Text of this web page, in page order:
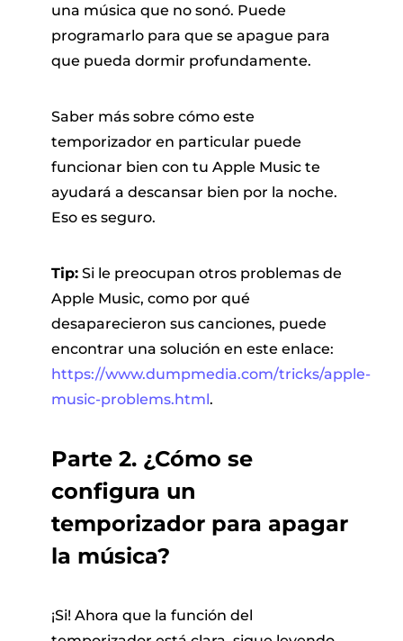
una música que no sonó. Puede
programarlo para que se apague para
que pueda dormir profundamente.
Saber más sobre cómo este
temporizador en particular puede
funcionar bien con tu Apple Music te
ayudará a descansar bien por la noche.
Eso es seguro.
Tip:Si le preocupan otros problemas de
Apple Music, como por qué
desaparecieron sus canciones, puede
encontrar una solución en este enlace:
https://www.dumpmedia.com/tricks/apple-
music-problems.html .
Parte 2. ¿Cómo se
configura un
temporizador para apagar
la música?
¡Si! Ahora que la función del